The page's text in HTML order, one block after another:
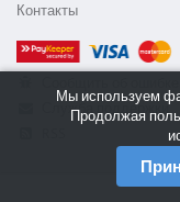
Контакты
Служба поддержки
Мы используем
Продолжая